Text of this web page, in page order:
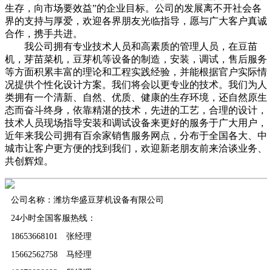
生存，向市场要效益”的企业目标。公司的发展离不开社会各
界的支持与厚爱，欢迎各界朋友光临指导，愿与广大客户真诚
合作，携手共进。
我公司拥有专业技术人员和高素质的管理人员，在豆苗
机，芽苗菜机，豆芽机等设备的制造，安装，调试，售后服务
等方面积累丰富的理论和工程实践经验，并能根据官户实际情
况提供个性化设计方案。我们将会以更专业的技术。我们为人
类拥有一个清新、自然、优质、健康的生存环境，还自然原生
态而奋斗终身，依靠精湛的技术，先进的工艺，合理的设计，
技术人员现场指导安装和调试设备来更好的服务于广大用户，
近年来我公司拥有百余家销售服务网点，分布于全国各大、中
城市让客户更方便的找到我们，欢迎新老朋友前来洽谈业务、
共创辉煌。
公司名称：潍坊华盛豆芽机设备有限公司
24小时全国客服热线：
18653668101 张经理
15662562758 马经理